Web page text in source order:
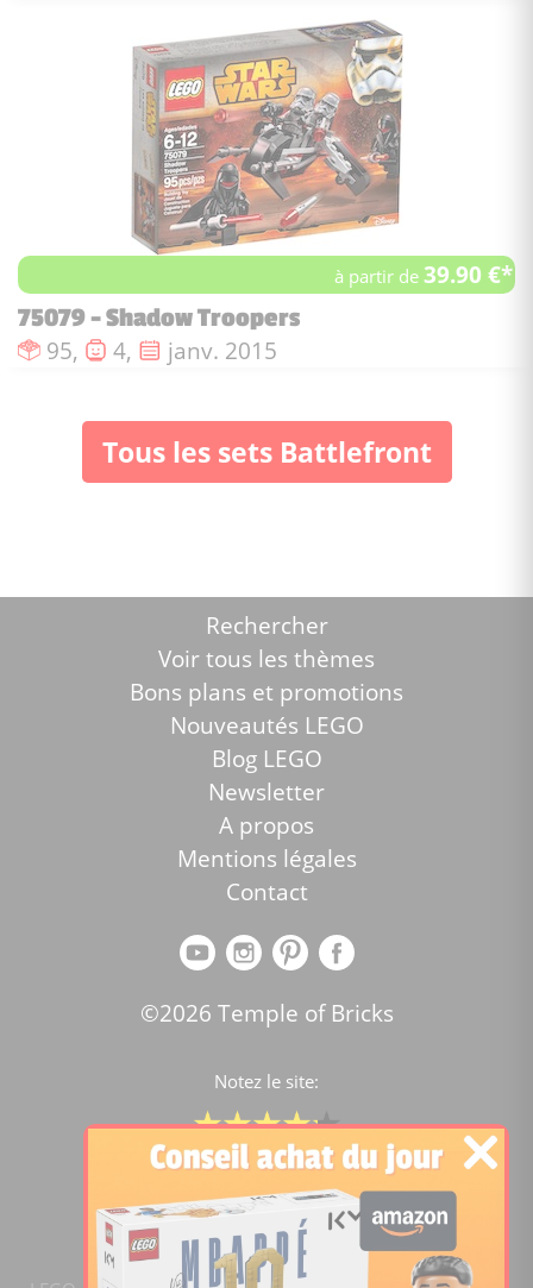
à partir de39.90 €*
75079 - Shadow Troopers
Nombre de pièces :
95, Nombre de figurines :
4, Date de sortie :
janv. 2015
Tous les sets Battlefront
Rechercher
Voir tous les thèmes
Bons plans et promotions
Nouveautés LEGO
Blog LEGO
Newsletter
A propos
Mentions légales
Contact
©2026 Temple of Bricks
Notez le site:
Comparateur de prix Lego
4.2/5 -15446notes